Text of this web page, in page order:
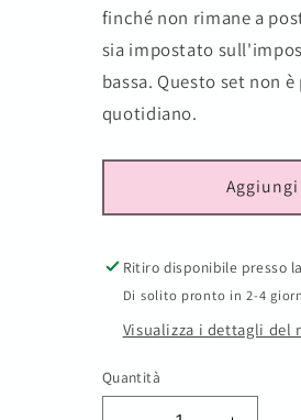
finché non rimane a
sia impostato
bassa. Questo set non
quotidiano.
Ritiro disponibile presso
Di solito pronto in 2-4
Visualizza i dettagli del
Quantità